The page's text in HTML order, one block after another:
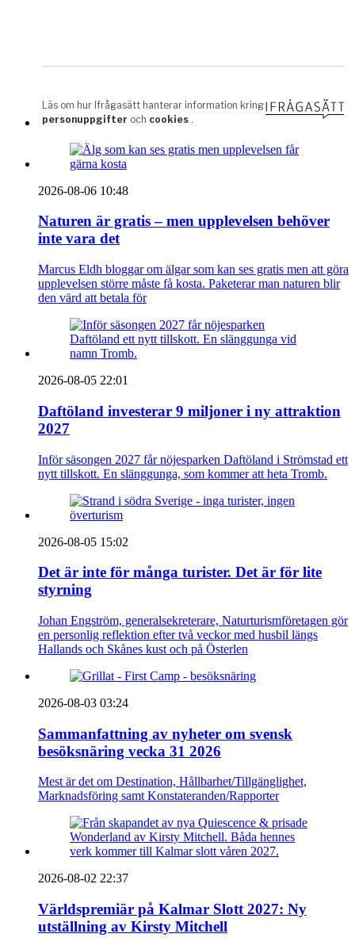
2026-08-06 10:48
Naturen är gratis – men upplevelsen behöver
inte vara det
Marcus Eldh bloggar om älgar som kan ses gratis men att göra
upplevelsen större måste få kosta. Paketerar man naturen blir
den värd att betala för
2026-08-05 22:01
Daftöland investerar 9 miljoner i ny attraktion
2027
Inför säsongen 2027 får nöjesparken Daftöland i Strömstad ett
nytt tillskott. En slänggunga, som kommer att heta Tromb.
2026-08-05 15:02
Det är inte för många turister. Det är för lite
styrning
Johan Engström, generalsekreterare, Naturturismföretagen gör
en personlig reflektion efter två veckor med husbil längs
Hallands och Skånes kust och på Österlen
2026-08-03 03:24
Sammanfattning av nyheter om svensk
besöksnäring vecka 31 2026
Mest är det om Destination, Hållbarhet/Tillgänglighet,
Marknadsföring samt Konstateranden/Rapporter
2026-08-02 22:37
Världspremiär på Kalmar Slott 2027: Ny
utställning av Kirsty Mitchell